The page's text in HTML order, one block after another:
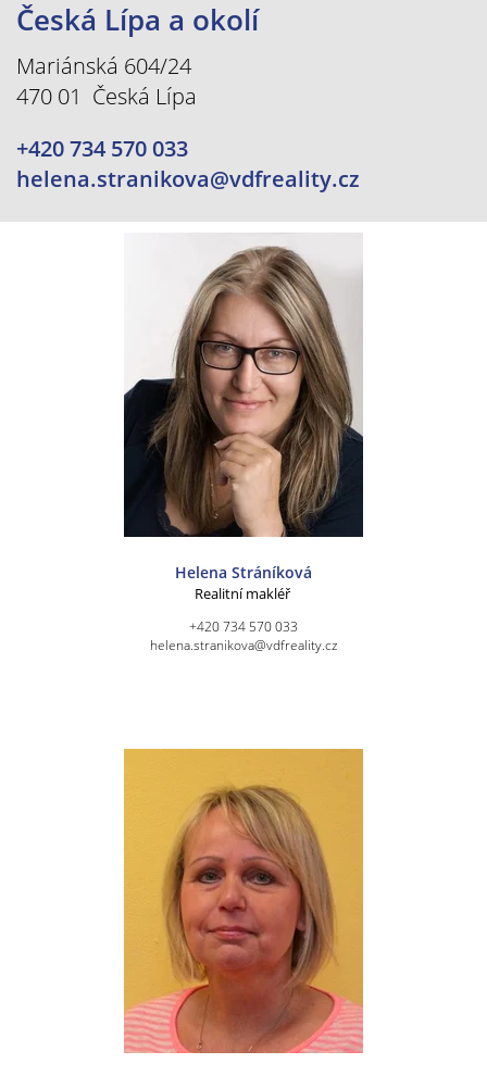
Česká Lípa a okolí
Mariánská 604/24
470 01 Česká Lípa
+420 734 570 033
helena.stranikova@vdfreality.cz
Helena Stráníková
Realitní makléř
+420 734 570 033
helena.stranikova@vdfreality.cz